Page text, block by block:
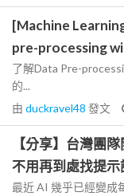
[Machine
pre-processing
了解Data Pre-
的...
由 duckravel48 發文
【分享】台灣團
不用再到處找提示
最近 AI 幾乎已經變成